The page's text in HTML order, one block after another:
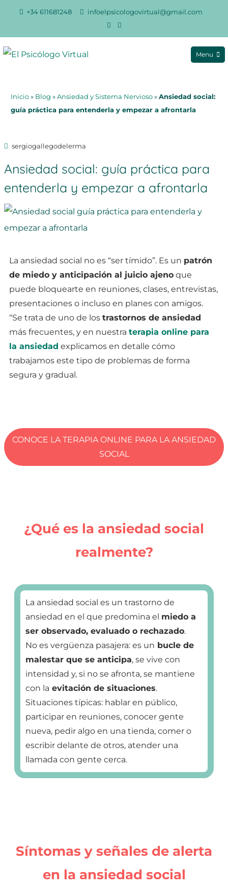
contenido
+34 611681248 infoelpsicologovirtual@gmail.com
LinkedInInstagram
Menu
Inicio» Blog »Ansiedad y Sistema Nervioso»Ansiedad social:
guía práctica para entenderla y empezar a afrontarla
sergiogallegodelerma
Ansiedad social: guía práctica para
entenderla y empezar a afrontarla
La ansiedad social no es “ser tímido”. Es un patrón
de miedo y anticipación al juicio ajeno que
puede bloquearte en reuniones, clases, entrevistas,
presentaciones o incluso en planes con amigos.
“Se trata de uno de los trastornos de ansiedad
más frecuentes, y en nuestra terapia online para
la ansiedad explicamos en detalle cómo
trabajamos este tipo de problemas de forma
segura y gradual.
CONOCE LA TERAPIA ONLINE PARA LA ANSIEDAD
SOCIAL
¿Qué es la ansiedad social
realmente?
La ansiedad social es un trastorno de
ansiedad en el que predomina el miedo a
ser observado, evaluado o rechazado.
No es vergüenza pasajera: es un bucle de
malestar que se anticipa, se vive con
intensidad y, si no se afronta, se mantiene
con la evitación de situaciones.
Situaciones típicas: hablar en público,
participar en reuniones, conocer gente
nueva, pedir algo en una tienda, comer o
escribir delante de otros, atender una
llamada con gente cerca.
Síntomas y señales de alerta
en la ansiedad social